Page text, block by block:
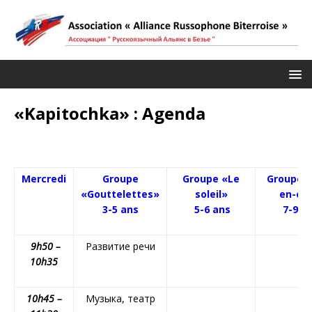
«Kapitochka» : Agenda
Mercredi
Groupe
«Gouttelettes»
3-5 ans
Groupe «Le
soleil»
5-6 ans
Groupe
en-
7-9
9h50 –
10h35
Развитие речи
10h45 –
Музыка, театр